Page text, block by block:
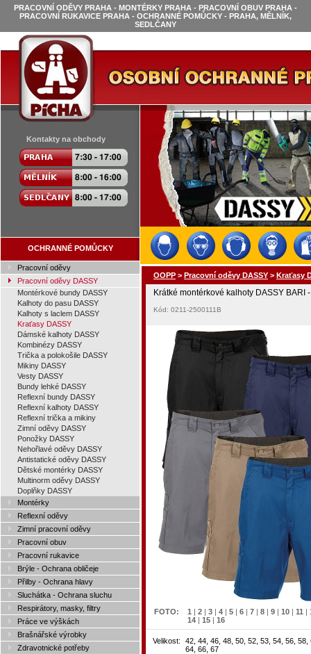
PRACOVNÍ ODĚVY PRAHA - MONTÉRKY PRAHA - PRACOVNÍ OBUV PRAHA -
PRACOVNÍ RUKAVICE PRAHA - OCHRANNÉ POMŮCKY - PRAHA, MĚLNÍK,
SEDLČANY
Kontakty na obchody
OCHRANNÉ POMŮCKY
Pracovní oděvy
Pracovní oděvy DASSY
Montérkové bundy DASSY
Kalhoty do pasu DASSY
Kalhoty s laclem DASSY
Kraťasy DASSY
Dámské kalhoty DASSY
Kombinézy DASSY
Trička a polokošile DASSY
Mikiny DASSY
Vesty DASSY
Bundy lehké DASSY
Reflexní bundy DASSY
Reflexní kalhoty DASSY
Reflexní trička a mikiny
Zimní oděvy DASSY
Ponožky DASSY
Nehořlavé oděvy DASSY
Antistatické oděvy DASSY
Dětské montérky DASSY
Multinorm oděvy DASSY
Doplňky DASSY
Montérky
Reflexní oděvy
Zimní pracovní oděvy
Pracovní obuv
Pracovní rukavice
Brýle - Ochrana obličeje
Přilby - Ochrana hlavy
Sluchátka - Ochrana sluchu
Respirátory, masky, filtry
Práce ve výškách
Brašnářské výrobky
Zdravotnické potřeby
OOPP > Pracovní oděvy DASSY > Kraťasy
Krátké montérkové kalhoty DASSY BARI
Kód: 0211-2500111B
FOTO: 1 | 2 | 3 | 4 | 5 | 6 | 7 | 8 | 9 | 10 | 11 |
14 | 15 | 16
Velikost:
42, 44, 46, 48, 50, 52, 53, 54, 56, 58,
64, 66, 67